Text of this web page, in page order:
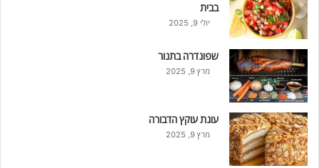
בבית
יולי 9, 2025
שפונדרה בתנור
מרץ 9, 2025
עוגת עוקץ הדבורה
מרץ 9, 2025